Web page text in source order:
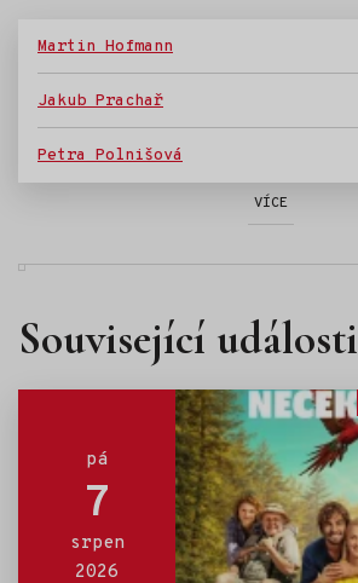
Martin Hofmann
Jakub Prachař
Petra Polnišová
VÍCE
Související události
pá
7
srpen
2026